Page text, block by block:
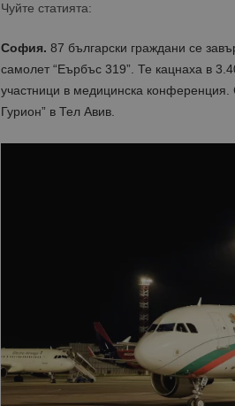
Чуйте статията:
София. 87 български граждани се
самолет “Еърбъс 319”. Те кацнаха в
участници в медицинска
Гурион” в Тел Авив.